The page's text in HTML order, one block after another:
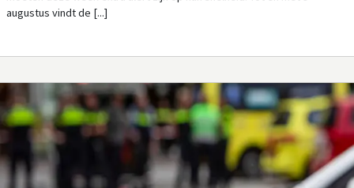
augustus vindt de [...]